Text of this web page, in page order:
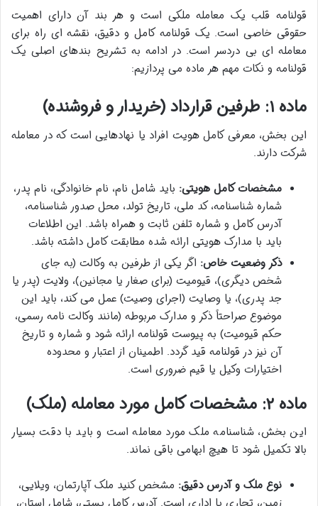
قولنامه قلب یک معامله ملکی است و هر بند آن دارای اهمیت
حقوقی خاصی است. یک قولنامه کامل و دقیق، نقشه ای راه برای
معامله ای بی دردسر است. در ادامه به تشریح بندهای اصلی یک
قولنامه و نکات مهم هر ماده می پردازیم:
ماده ۱: طرفین قرارداد (خریدار و فروشنده)
این بخش، معرفی کامل هویت افراد یا نهادهایی است که در معامله
شرکت دارند.
مشخصات کامل هویتی: باید شامل نام، نام خانوادگی، نام پدر،
شماره شناسنامه، کد ملی، تاریخ تولد، محل صدور شناسنامه،
آدرس کامل و شماره تلفن ثابت و همراه باشد. این اطلاعات
باید با مدارک هویتی ارائه شده مطابقت کامل داشته باشد.
ذکر وضعیت خاص: اگر یکی از طرفین به وکالت (به جای
شخص دیگری)، قیومیت (برای صغار یا مجانین)، ولایت (پدر یا
جد پدری)، یا وصایت (اجرای وصیت) عمل می کند، باید این
موضوع صراحتاً ذکر و مدارک مربوطه (مانند وکالت نامه رسمی،
حکم قیومیت) به پیوست قولنامه ارائه شود و شماره و تاریخ
آن نیز در قولنامه قید گردد. اطمینان از اعتبار و محدوده
اختیارات وکیل یا قیم ضروری است.
ماده ۲: مشخصات کامل مورد معامله (ملک)
این بخش، شناسنامه ملک مورد معامله است و باید با دقت بسیار
بالا تکمیل شود تا هیچ ابهامی باقی نماند.
نوع ملک و آدرس دقیق: مشخص کنید ملک آپارتمان، ویلایی،